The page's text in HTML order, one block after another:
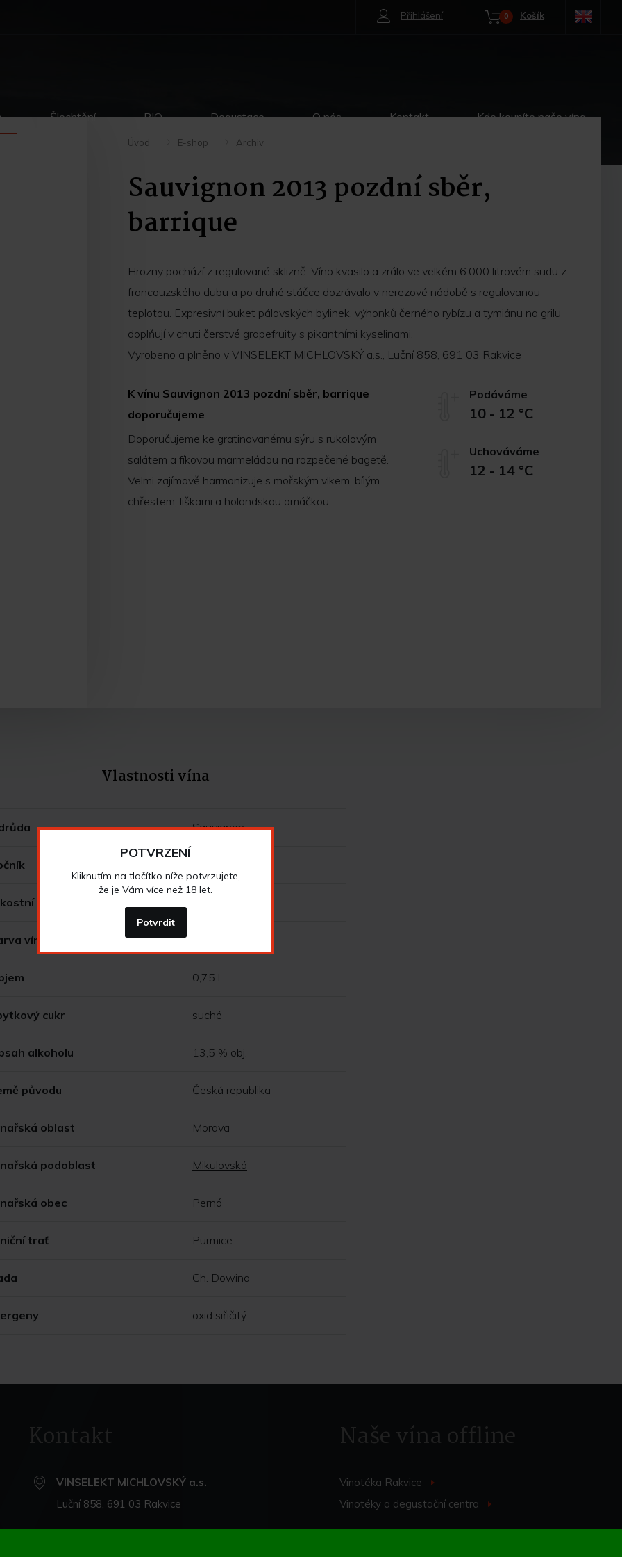
Košík
0
Přihlášení
Šlechtění BIO Degustace O nás Kontakt Kde koupíte naše vína
Úvod ->
E-shop ->
Archiv
Sauvignon 2013 pozdní sběr,
barrique
Hrozny pochází z regulované sklizně. Víno kvasilo a zrálo ve velkém 6.000 litrovém sudu z
francouzského dubu a po druhé stáčce dozrávalo v nerezové nádobě s regulovanou
teplotou. Expresivní buket pálavských bylinek, výhonků černého rybízu a tymiánu na grilu
doplňují v chuti čerstvé grapefruity s pikantními kyselinami.
Vyrobeno a plněno v VINSELEKT MICHLOVSKÝ a.s., Luční 858, 691 03 Rakvice
K vínu Sauvignon 2013 pozdní sběr, barrique
doporučujeme
Doporučujeme ke gratinovanému sýru s rukolovým
salátem a fíkovou marmeládou na rozpečené bagetě.
Velmi zajímavě harmonizuje s mořským vlkem, bílým
chřestem, liškami a holandskou omáčkou.
Podáváme
10 - 12 °C
Uchováváme
12 - 14 °C
Vlastnosti vína
Sauvignon
zatřídění
vína
0,75 l
cukr suché
alkoholu 13,5 % obj.
původu Česká republika
oblast Morava
podoblast Mikulovská
obec Perná
trať Purmice
Ch. Dowina
oxid siřičitý
Kontakt
VINSELEKT MICHLOVSKÝ a.s.
Luční 858, 691 03 Rakvice
Naše vína offline
Vinotéka Rakvice
Vinotéky a degustační centra
POTVRZENÍ
Kliknutím na tlačítko níže potvrzujete,
že je Vám více než 18 let.
Potvrdit